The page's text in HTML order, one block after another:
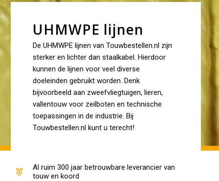
UHMWPE lijnen
De UHMWPE lijnen van Touwbestellen.nl zijn
sterker en lichter dan staalkabel. Hierdoor
kunnen de lijnen voor veel diverse
doeleinden gebruikt worden. Denk
bijvoorbeeld aan zweefvliegtuigen, lieren,
vallentouw voor zeilboten en technische
toepassingen in de industrie. Bij
Touwbestellen.nl kunt u terecht!
Al ruim 300 jaar betrouwbare leverancier van
touw en koord